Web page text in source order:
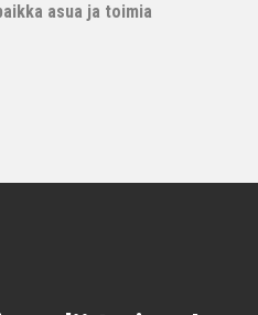
asua ja toimia